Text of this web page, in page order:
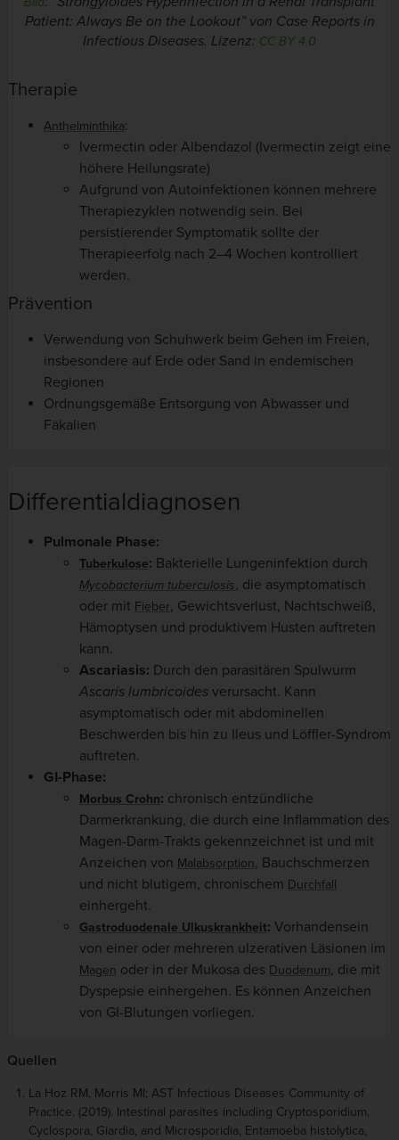
Patient: Always Be on the Lookout” von Case Reports in
Infectious Diseases. Lizenz: CC BY 4.0
Therapie
Anthelminthika:
Ivermectin oder Albendazol (Ivermectin zeigt eine
höhere Heilungsrate)
Aufgrund von Autoinfektionen können mehrere
Therapiezyklen notwendig sein. Bei
persistierender Symptomatik sollte der
Therapieerfolg nach 2–4 Wochen kontrolliert
werden.
Prävention
Verwendung von Schuhwerk beim Gehen im Freien,
insbesondere auf Erde oder Sand in endemischen
Regionen
Ordnungsgemäße Entsorgung von Abwasser und
Fäkalien
Differentialdiagnosen
Pulmonale Phase:
Tuberkulose: Bakterielle Lungeninfektion durch
Mycobacterium tuberculosis, die asymptomatisch
oder mit Fieber, Gewichtsverlust, Nachtschweiß,
Hämoptysen und produktivem Husten auftreten
kann.
Ascariasis: Durch den parasitären Spulwurm
Ascaris lumbricoides verursacht. Kann
asymptomatisch oder mit abdominellen
Beschwerden bis hin zu Ileus und Löffler-Syndrom
auftreten.
GI-Phase:
Morbus Crohn: chronisch entzündliche
Darmerkrankung, die durch eine Inflammation des
Magen-Darm-Trakts gekennzeichnet ist und mit
Anzeichen von Malabsorption, Bauchschmerzen
und nicht blutigem, chronischem Durchfall
einhergeht.
Gastroduodenale Ulkuskrankheit: Vorhandensein
von einer oder mehreren ulzerativen Läsionen im
Magen oder in der Mukosa des Duodenum, die mit
Dyspepsie einhergehen. Es können Anzeichen
von GI-Blutungen vorliegen.
Quellen
La Hoz RM, Morris MI; AST Infectious Diseases Community of
Practice. (2019). Intestinal parasites including Cryptosporidium,
Cyclospora, Giardia, and Microsporidia, Entamoeba histolytica,